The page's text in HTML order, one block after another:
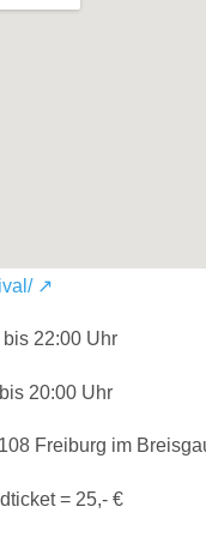
↗️
22:00 Uhr
20:00 Uhr
Freiburg im
= 25,- €